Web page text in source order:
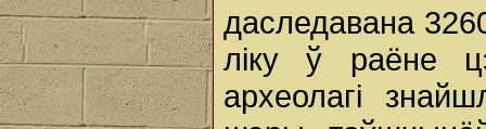
даследавана
ліку ў раёне
археолагі